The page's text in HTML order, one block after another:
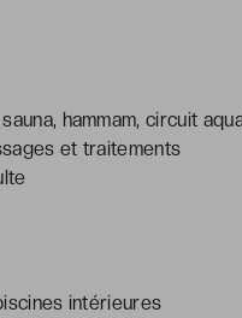
hammam, circuit
et traitements
intérieures